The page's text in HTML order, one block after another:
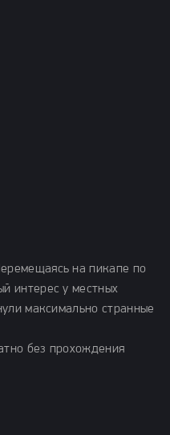
на пикапе по
интерес у местных
максимально странные
без прохождения